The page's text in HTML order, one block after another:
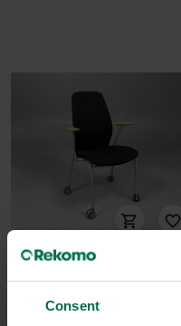
Consent
Kinnarps
Begagnad
Konferensstol Plus 375T